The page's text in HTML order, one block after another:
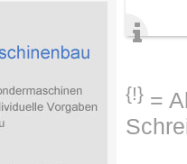
{!} =